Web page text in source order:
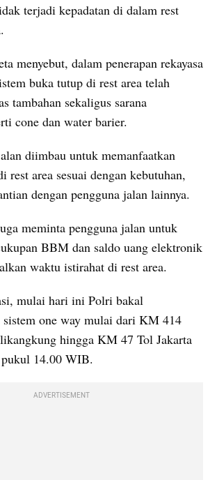
terjadi kepadatan di dalam rest
menyebut, dalam penerapan rekayasa
buka tutup di rest area telah
tambahan sekaligus sarana
cone dan water barier.
diimbau untuk memanfaatkan
rest area sesuai dengan kebutuhan,
dengan pengguna jalan lainnya.
meminta pengguna jalan untuk
BBM dan saldo uang elektronik
waktu istirahat di rest area.
mulai hari ini Polri bakal
sistem one way mulai dari KM 414
hingga KM 47 Tol Jakarta
14.00 WIB.
ADVERTISEMENT